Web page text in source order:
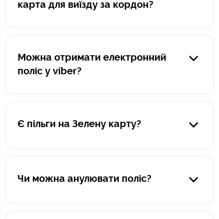
карта для виїзду за кордон?
Можна отримати електронний
поліс у viber?
електроний поліс в pdf-форматі, а також памʼятку "Що
Є пільги на Зелену карту?
кордон не передбачено.
Чи можна анулювати поліс?
оформленні на термін від 2 місяців до 1 року. Поліси, що